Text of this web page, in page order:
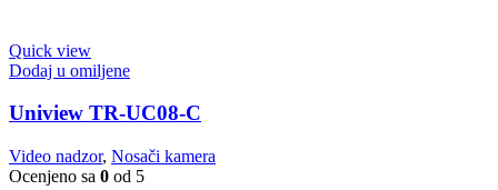
Quick view
Dodaj u omiljene
Uniview TR-UC08-C
Video nadzor, Nosači kamera
Ocenjeno sa 0 od 5